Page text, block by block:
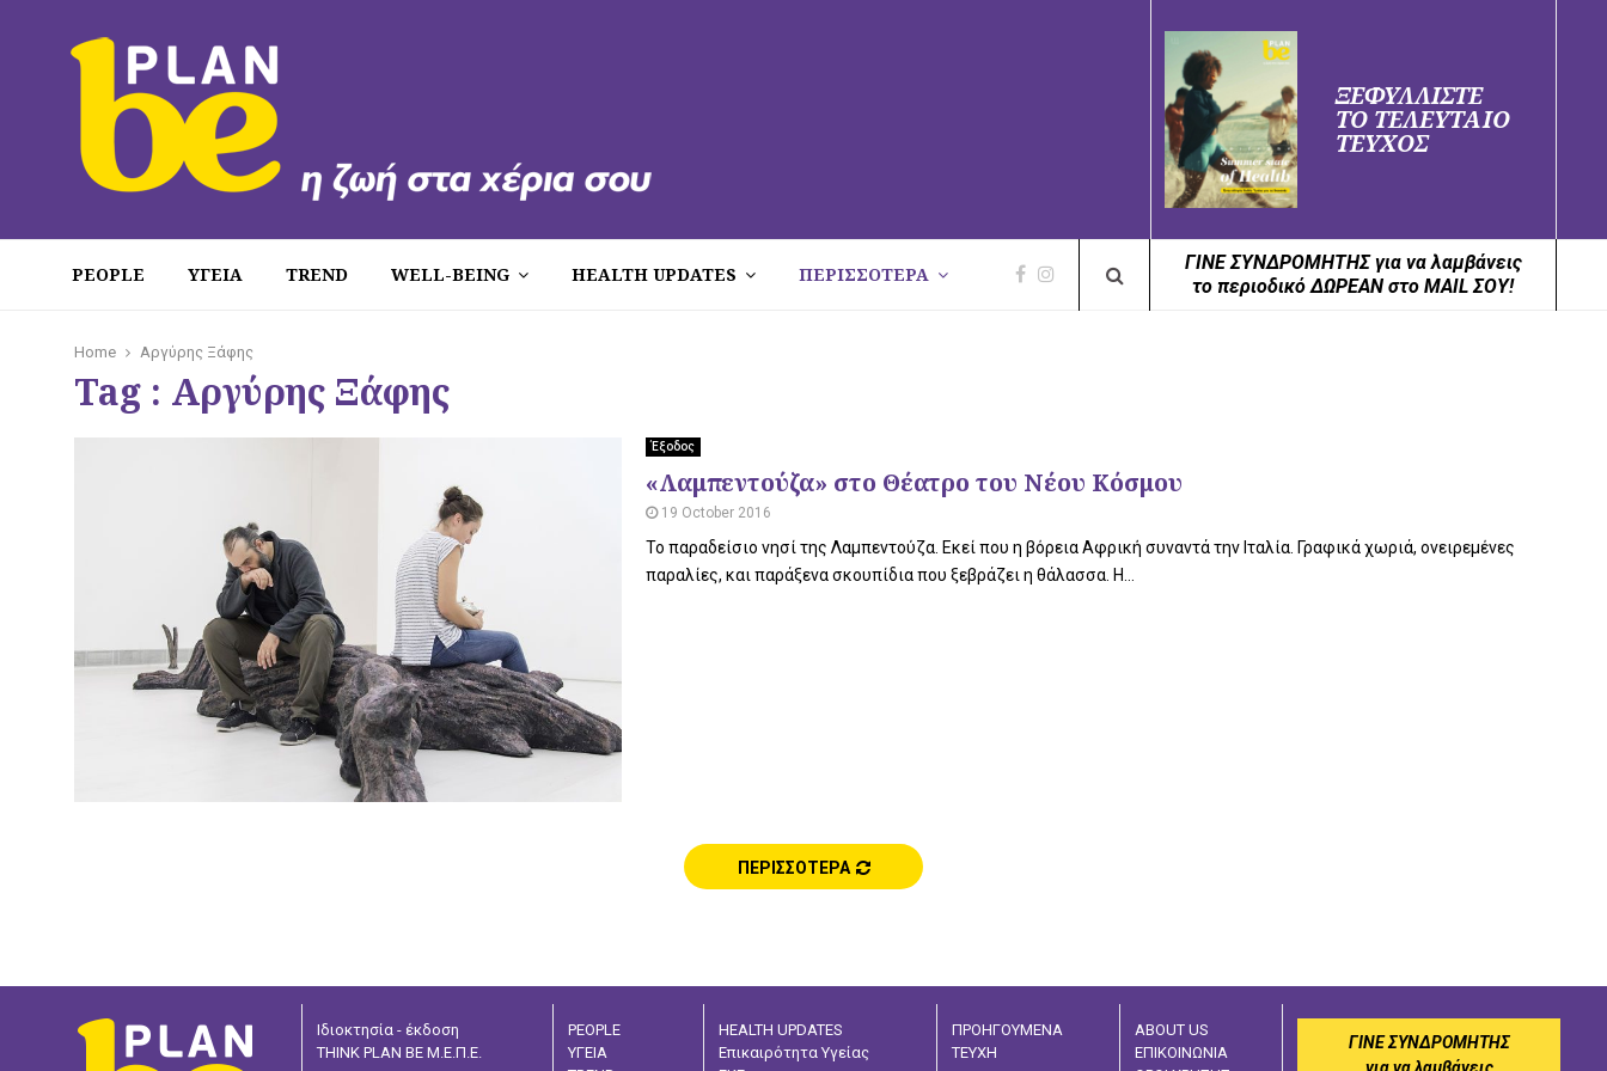
ΞΕΦΥΛΛΙΣΤΕ
ΤΟ ΤΕΛΕΥΤΑΙΟ
ΤΕΥΧΟΣ
PEOPLE ΥΓΕΙΑ TREND WELL-BEING HEALTH UPDATES ΠΕΡΙΣΣΟΤΕΡΑ
ΓΙΝΕ ΣΥΝΔΡΟΜΗΤΗΣ για να λαμβάνεις
το περιοδικό ΔΩΡΕΑΝ στο MAIL ΣΟΥ!
Home Αργύρης Ξάφης
Tag : Αργύρης Ξάφης
Έξοδος
«Λαμπεντούζα» στο Θέατρο του Νέου Κόσμου
19 October 2016
Το παραδείσιο νησί της Λαμπεντούζα. Εκεί που η βόρεια Αφρική συναντά την Ιταλία. Γραφικά χωριά, ονειρεμένες
παραλίες, και παράξενα σκουπίδια που ξεβράζει η θάλασσα. Η...
ΠΕΡΙΣΣΟΤΕΡΑ
Ιδιοκτησία - έκδοση
THINK PLAN BE Μ.Ε.Π.Ε.
PEOPLE
ΥΓΕΙΑ
HEALTH UPDATES
Επικαιρότητα Υγείας
ΠΡΟΗΓΟΥΜΕΝΑ
ΤΕΥΧΗ
ABOUT US
ΕΠΙΚΟΙΝΩΝΙΑ
ΓΙΝΕ ΣΥΝΔΡΟΜΗΤΗΣ